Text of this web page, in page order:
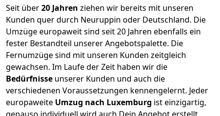
Seit über20 Jahren ziehen wir bereits mit unseren
Kunden quer durch Neuruppin oder Deutschland. Die
Umzüge europaweit sind seit20 Jahren ebenfalls ein
fester Bestandteil unserer Angebotspalette. Die
Fernumzüge sind mit unseren Kunden zeitgleich
gewachsen. Im Laufe der Zeit haben wir die
Bedürfnisse unserer Kunden und auch die
verschiedenen Voraussetzungen kennengelernt. Jeder
europaweite Umzug nach Luxemburg ist einzigartig,